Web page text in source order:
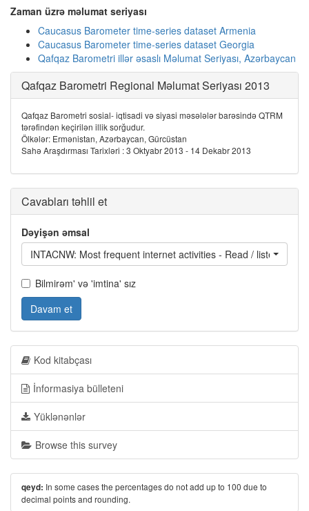
Zaman üzrə məlumat seriyası
Caucasus Barometer time-series dataset Armenia
Caucasus Barometer time-series dataset Georgia
Qafqaz Barometri illər əsaslı Məlumat Seriyası, Azərbaycan
Qafqaz Barometri Regional Məlumat Seriyası 2013
Qafqaz Barometri sosial- iqtisadi və siyasi məsələlər barəsində QTRM
tərəfindən keçirilən illik sorğudur.
Ölkələr: Ermənistan, Azərbaycan, Gürcüstan
Sahə Araşdırması Tarixləri : 3 Oktyabr 2013 - 14 Dekabr 2013
Cavabları təhlil et
Dəyişən əmsal
INTACNW: Most frequent internet activities - Read / listen to /
Bilmirəm' və 'imtina' sız
Davam et
Kod kitabçası
İnformasiya bülleteni
Yüklənənlər
Browse this survey
qeyd: In some cases the percentages do not add up to 100 due to
decimal points and rounding.